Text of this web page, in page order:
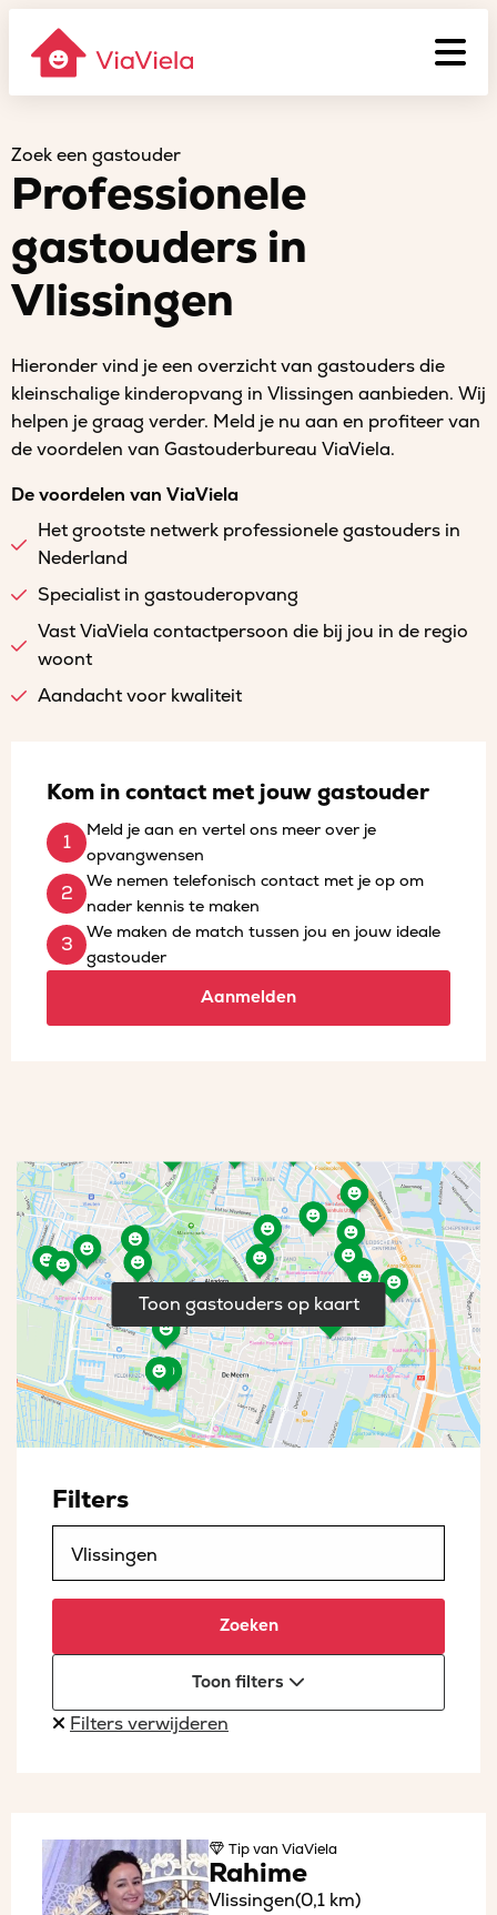
Zoek een gastouder
Professionele
gastouders in
Vlissingen
Hieronder vind je een overzicht van gastouders die
kleinschalige kinderopvang in Vlissingen aanbieden. Wij
helpen je graag verder. Meld je nu aan en profiteer van
de voordelen van Gastouderbureau ViaViela.
De voordelen van ViaViela
Het grootste netwerk professionele gastouders in
Nederland
Specialist in gastouderopvang
Vast ViaViela contactpersoon die bij jou in de regio
woont
Aandacht voor kwaliteit
Kom in contact met jouw gastouder
Meld je aan en vertel ons meer over je
opvangwensen
We nemen telefonisch contact met je op om
nader kennis te maken
We maken de match tussen jou en jouw ideale
gastouder
Aanmelden
Toon gastouders op kaart
Filters
Zoeken
Toon filters
Filters verwijderen
Tipvan ViaViela
Rahime
Vlissingen(0,1 km)